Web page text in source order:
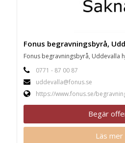
Fonus begravningsbyrå,
Fonus begravningsbyrå, Uddevalla
0771 - 87 00 87
uddevalla@fonus.se
https://www.fonus.se/
Begär
Läs mer